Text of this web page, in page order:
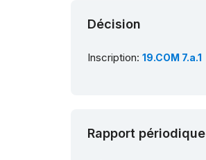
Décision
Inscription: 19.COM 7.a.1
Rapport périodique